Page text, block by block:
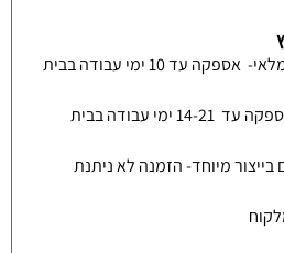
* ארונות אמבטיה בייבוא ממלאי- אספקה עד 10 ימי עבודה בבית
* ארונות אמבטיה בייצור- אספקה עד 14-21 ימי עבודה בבית
מיוחד- הזמנה לא ניתנת